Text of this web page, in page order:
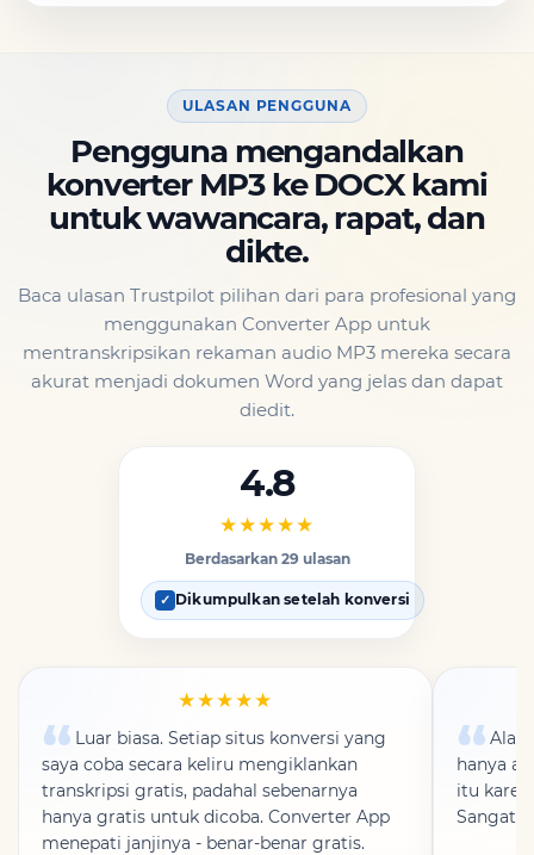
ULASAN PENGGUNA
Pengguna mengandalkan
konverter MP3 ke DOCX kami
untuk wawancara, rapat, dan
dikte.
Baca ulasan Trustpilot pilihan dari para profesional yang
menggunakan Converter App untuk
mentranskripsikan rekaman audio MP3 mereka secara
akurat menjadi dokumen Word yang jelas dan dapat
diedit.
4.8
★★★★★
Berdasarkan 29 ulasan
✓ Dikumpulkan setelah konversi
★★★★★
Luar biasa. Setiap situs konversi yang
saya coba secara keliru mengiklankan
transkripsi gratis, padahal sebenarnya
hanya gratis untuk dicoba. Converter App
menepati janjinya - benar-benar gratis.
Alat
hanya
itu
Sangat